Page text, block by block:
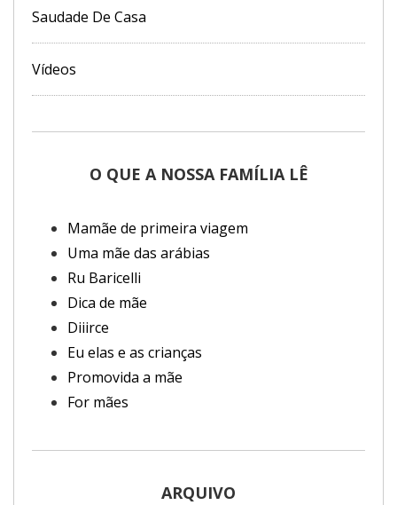
Saudade De Casa
Vídeos
O QUE A NOSSA FAMÍLIA LÊ
Mamãe de primeira viagem
Uma mãe das arábias
Ru Baricelli
Dica de mãe
Diiirce
Eu elas e as crianças
Promovida a mãe
For mães
ARQUIVO